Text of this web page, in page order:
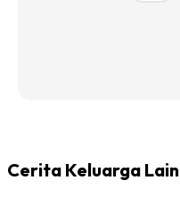
Cerita Keluarga Lain